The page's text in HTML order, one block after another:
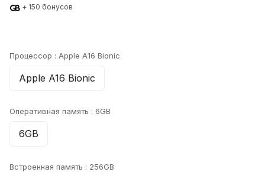
+ 150 бонусов
Процессор : Apple A16 Bionic
Apple A16 Bionic
Оперативная память : 6GB
6GB
Встроенная память : 256GB